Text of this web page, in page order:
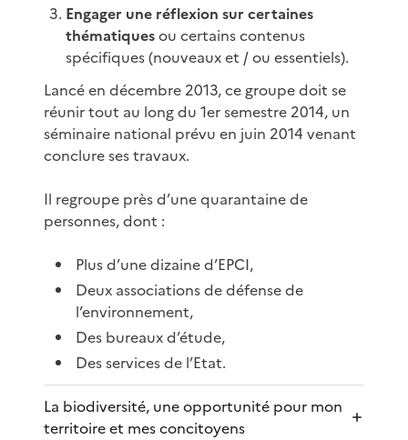
Engager une réflexion sur certaines
thématiquesou certains contenus
spécifiques (nouveaux et / ou essentiels).
Lancé en décembre 2013, ce groupe doit se
réunir tout au long du 1er semestre 2014, un
séminaire national prévu en juin 2014 venant
conclure ses travaux.
Il regroupe près d’une quarantaine de
personnes, dont :
Plus d’une dizaine d’EPCI,
Deux associations de défense de
l’environnement,
Des bureaux d’étude,
Des services de l’Etat.
La biodiversité, une opportunité pour mon
territoire et mes concitoyens